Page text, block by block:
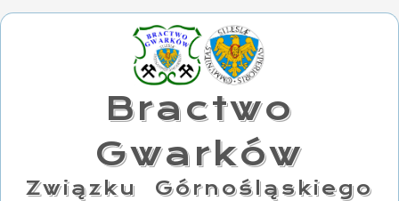
Bractwo
Gwarków
Związku Górnośląskiego